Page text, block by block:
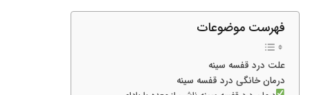
فهرست موضوعات
علت درد قفسه سینه
درمان خانگی درد قفسه سينه